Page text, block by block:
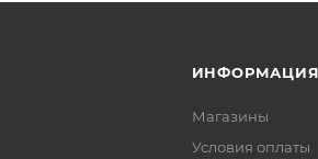
ИНФОРМАЦИЯ
Магазины
Условия оплаты